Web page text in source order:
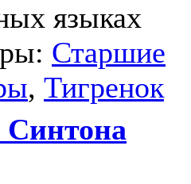
языках
Старшие
, Тигренок